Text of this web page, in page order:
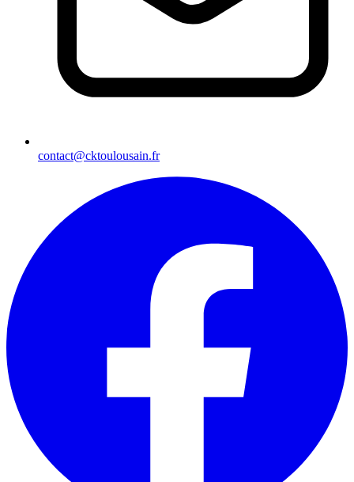
contact@cktoulousain.fr